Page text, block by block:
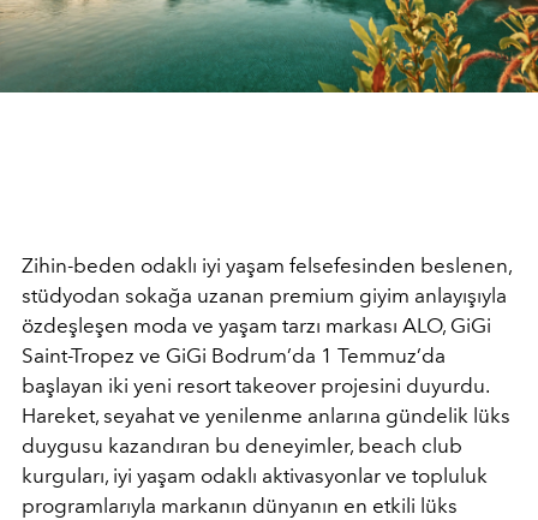
Zihin-beden odaklı iyi yaşam felsefesinden beslenen,
stüdyodan sokağa uzanan premium giyim anlayışıyla
özdeşleşen moda ve yaşam tarzı markası ALO, GiGi
Saint-Tropez ve GiGi Bodrum’da 1 Temmuz’da
başlayan iki yeni resort takeover projesini duyurdu.
Hareket, seyahat ve yenilenme anlarına gündelik lüks
duygusu kazandıran bu deneyimler, beach club
kurguları, iyi yaşam odaklı aktivasyonlar ve topluluk
programlarıyla markanın dünyanın en etkili lüks